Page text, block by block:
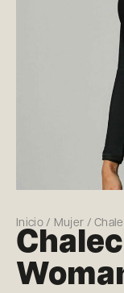
Inicio/ Mujer /